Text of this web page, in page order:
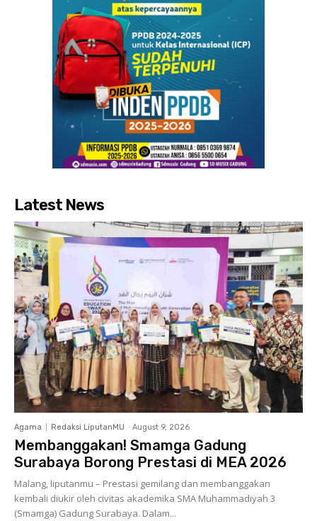
Latest News
Agama Redaksi LiputanMU - August 9, 2026
Membanggakan! Smamga Gadung
Surabaya Borong Prestasi di MEA 2026
Malang, liputanmu – Prestasi gemilang dan membanggakan
kembali diukir oleh civitas akademika SMA Muhammadiyah 3
(Smamga) Gadung Surabaya. Dalam...